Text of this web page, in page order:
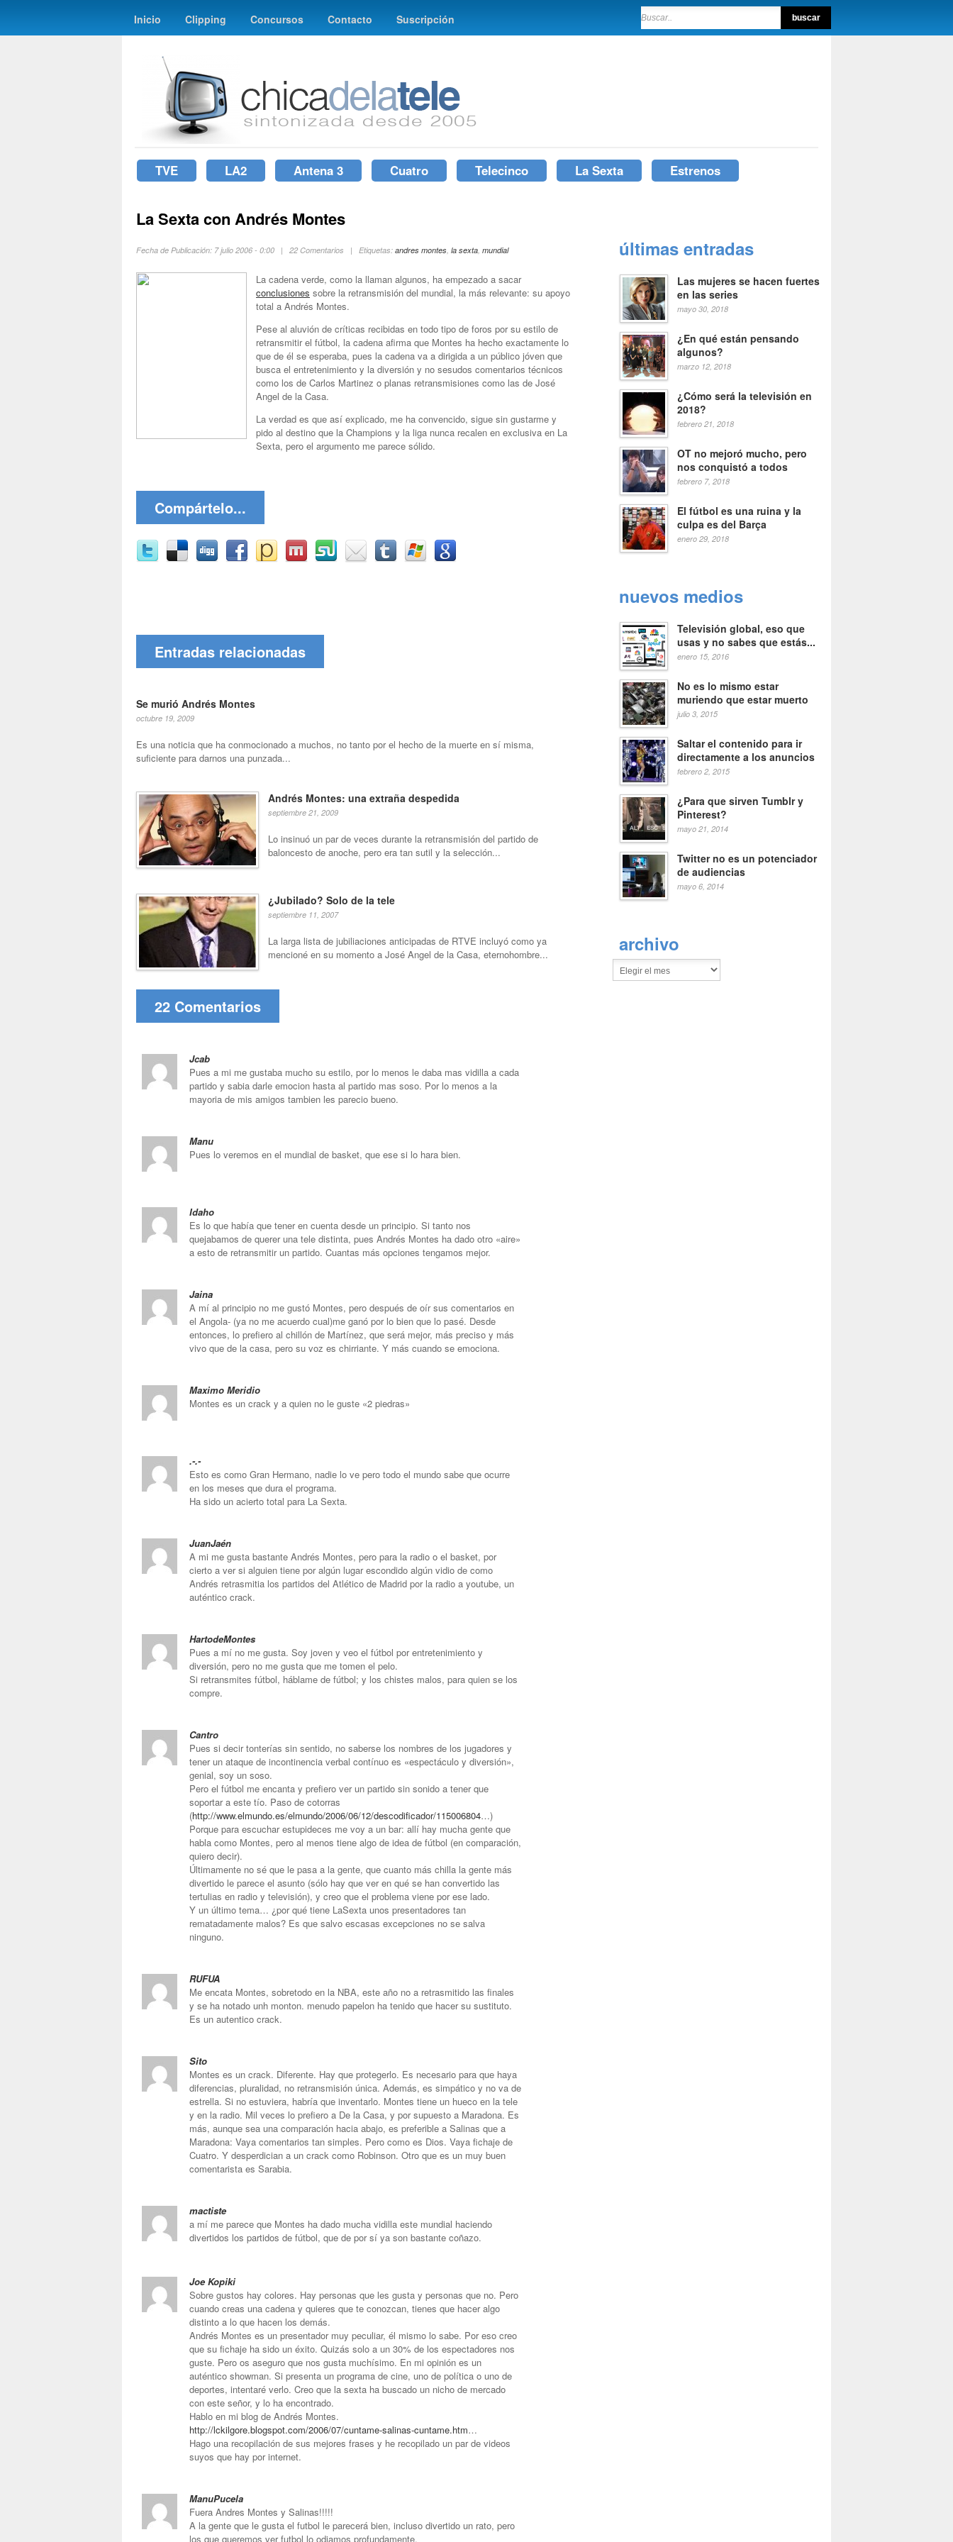
Inicio Clipping Concursos Contacto Suscripción
TVE LA2 Antena 3 Cuatro Telecinco La Sexta Estrenos
La Sexta con Andrés Montes
Fecha de Publicación: 7 julio 2006 - 0:00 | 22 Comentarios | Etiquetas: andres montes, la sexta, mundial
La cadena verde, como la llaman algunos, ha empezado a sacar
conclusiones sobre la retransmisión del mundial, la más relevante: su apoyo
total a Andrés Montes.
Pese al aluvión de críticas recibidas en todo tipo de foros por su estilo de
retransmitir el fútbol, la cadena afirma que Montes ha hecho exactamente lo
que de él se esperaba, pues la cadena va a dirigida a un público jóven que
busca el entretenimiento y la diversión y no sesudos comentarios técnicos
como los de Carlos Martinez o planas retransmisiones como las de José
Angel de la Casa.
La verdad es que así explicado, me ha convencido, sigue sin gustarme y
pido al destino que la Champions y la liga nunca recalen en exclusiva en La
Sexta, pero el argumento me parece sólido.
Compártelo...
Entradas relacionadas
Se murió Andrés Montes
octubre 19, 2009
Es una noticia que ha conmocionado a muchos, no tanto por el hecho de la muerte en sí misma,
suficiente para darnos una punzada...
Andrés Montes: una extraña despedida
septiembre 21, 2009
Lo insinuó un par de veces durante la retransmisión del partido de
baloncesto de anoche, pero era tan sutil y la selección...
¿Jubilado? Solo de la tele
septiembre 11, 2007
La larga lista de jubiliaciones anticipadas de RTVE incluyó como ya
mencioné en su momento a José Angel de la Casa, eternohombre...
22 Comentarios
Jcab
Pues a mi me gustaba mucho su estilo, por lo menos le daba mas vidilla a cada
partido y sabia darle emocion hasta al partido mas soso. Por lo menos a la
mayoria de mis amigos tambien les parecio bueno.
Manu
Pues lo veremos en el mundial de basket, que ese si lo hara bien.
Idaho
Es lo que había que tener en cuenta desde un principio. Si tanto nos
quejabamos de querer una tele distinta, pues Andrés Montes ha dado otro «aire»
a esto de retransmitir un partido. Cuantas más opciones tengamos mejor.
Jaina
A mí al principio no me gustó Montes, pero después de oír sus comentarios en
el Angola- (ya no me acuerdo cual)me ganó por lo bien que lo pasé. Desde
entonces, lo prefiero al chillón de Martínez, que será mejor, más preciso y más
vivo que de la casa, pero su voz es chirriante. Y más cuando se emociona.
Maximo Meridio
Montes es un crack y a quien no le guste «2 piedras»
.-.-
Esto es como Gran Hermano, nadie lo ve pero todo el mundo sabe que ocurre
en los meses que dura el programa.
Ha sido un acierto total para La Sexta.
JuanJaén
A mi me gusta bastante Andrés Montes, pero para la radio o el basket, por
cierto a ver si alguien tiene por algún lugar escondido algún vidio de como
Andrés retrasmitia los partidos del Atlético de Madrid por la radio a youtube, un
auténtico crack.
HartodeMontes
Pues a mí no me gusta. Soy joven y veo el fútbol por entretenimiento y
diversión, pero no me gusta que me tomen el pelo.
Si retransmites fútbol, háblame de fútbol; y los chistes malos, para quien se los
compre.
Cantro
Pues si decir tonterías sin sentido, no saberse los nombres de los jugadores y
tener un ataque de incontinencia verbal contínuo es «espectáculo y diversión»,
genial, soy un soso.
Pero el fútbol me encanta y prefiero ver un partido sin sonido a tener que
soportar a este tío. Paso de cotorras
(http://www.elmundo.es/elmundo/2006/06/12/descodificador/115006804…)
Porque para escuchar estupideces me voy a un bar: allí hay mucha gente que
habla como Montes, pero al menos tiene algo de idea de fútbol (en comparación,
quiero decir).
Últimamente no sé que le pasa a la gente, que cuanto más chilla la gente más
divertido le parece el asunto (sólo hay que ver en qué se han convertido las
tertulias en radio y televisión), y creo que el problema viene por ese lado.
Y un último tema… ¿por qué tiene LaSexta unos presentadores tan
rematadamente malos? Es que salvo escasas excepciones no se salva
ninguno.
RUFUA
Me encata Montes, sobretodo en la NBA, este año no a retrasmitido las finales
y se ha notado unh monton. menudo papelon ha tenido que hacer su sustituto.
Es un autentico crack.
Sito
Montes es un crack. Diferente. Hay que protegerlo. Es necesario para que haya
diferencias, pluralidad, no retransmisión única. Además, es simpático y no va de
estrella. Si no estuviera, habría que inventarlo. Montes tiene un hueco en la tele
y en la radio. Mil veces lo prefiero a De la Casa, y por supuesto a Maradona. Es
más, aunque sea una comparación hacia abajo, es preferible a Salinas que a
Maradona: Vaya comentarios tan simples. Pero como es Dios. Vaya fichaje de
Cuatro. Y desperdician a un crack como Robinson. Otro que es un muy buen
comentarista es Sarabia.
mactiste
a mí me parece que Montes ha dado mucha vidilla este mundial haciendo
divertidos los partidos de fútbol, que de por sí ya son bastante coñazo.
Joe Kopiki
Sobre gustos hay colores. Hay personas que les gusta y personas que no. Pero
cuando creas una cadena y quieres que te conozcan, tienes que hacer algo
distinto a lo que hacen los demás.
Andrés Montes es un presentador muy peculiar, él mismo lo sabe. Por eso creo
que su fichaje ha sido un éxito. Quizás solo a un 30% de los espectadores nos
guste. Pero os aseguro que nos gusta muchísimo. En mi opinión es un
auténtico showman. Si presenta un programa de cine, uno de política o uno de
deportes, intentaré verlo. Creo que la sexta ha buscado un nicho de mercado
con este señor, y lo ha encontrado.
Hablo en mi blog de Andrés Montes.
http://lckilgore.blogspot.com/2006/07/cuntame-salinas-cuntame.htm…
Hago una recopilación de sus mejores frases y he recopilado un par de videos
suyos que hay por internet.
ManuPucela
Fuera Andres Montes y Salinas!!!!!
A la gente que le gusta el futbol le parecerá bien, incluso divertido un rato, pero
los que queremos ver futbol lo odiamos profundamente.
últimas entradas
Las mujeres se hacen fuertes
en las series
mayo 30, 2018
¿En qué están pensando
algunos?
marzo 12, 2018
¿Cómo será la televisión en
2018?
febrero 21, 2018
OT no mejoró mucho, pero
nos conquistó a todos
febrero 7, 2018
El fútbol es una ruina y la
culpa es del Barça
enero 29, 2018
nuevos medios
Televisión global, eso que
usas y no sabes que estás...
enero 15, 2016
No es lo mismo estar
muriendo que estar muerto
julio 3, 2015
Saltar el contenido para ir
directamente a los anuncios
febrero 2, 2015
¿Para que sirven Tumblr y
Pinterest?
mayo 21, 2014
Twitter no es un potenciador
de audiencias
mayo 6, 2014
archivo